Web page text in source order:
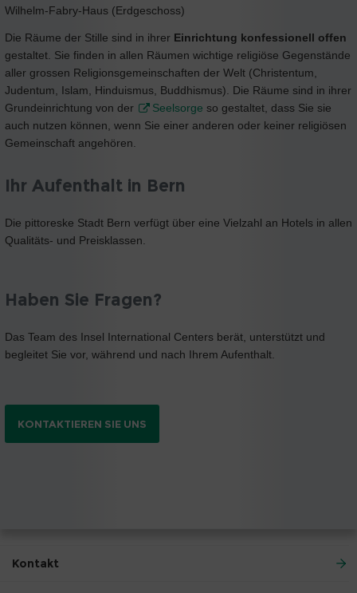
Wilhelm-Fabry-Haus (Erdgeschoss)
Die Räume der Stille sind in ihrer Einrichtung konfessionell offen
gestaltet. Sie finden in allen Räumen wichtige religiöse Gegenstände
aller grossen Religionsgemeinschaften der Welt (Christentum,
Judentum, Islam, Hinduismus, Buddhismus). Die Räume sind in ihrer
Grundeinrichtung von der
Seelsorge so gestaltet, dass Sie sie
auch nutzen können, wenn Sie einer anderen oder keiner religiösen
Gemeinschaft angehören.
Ihr Aufenthalt in Bern
Die pittoreske Stadt Bern verfügt über eine Vielzahl an Hotels in allen
Qualitäts- und Preisklassen.
Haben Sie Fragen?
Das Team des Insel International Centers berät, unter­stützt und
begleitet Sie vor, während und nach Ihrem Aufenthalt.
KONTAKTIEREN SIE UNS
Kontakt